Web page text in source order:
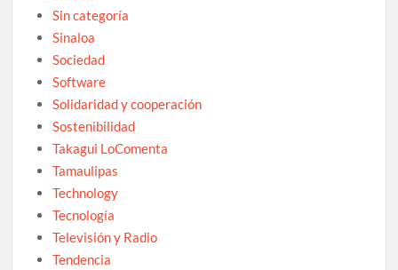
Sin categoría
Sinaloa
Sociedad
Software
Solidaridad y cooperación
Sostenibilidad
Takagui LoComenta
Tamaulipas
Technology
Tecnología
Televisión y Radio
Tendencia